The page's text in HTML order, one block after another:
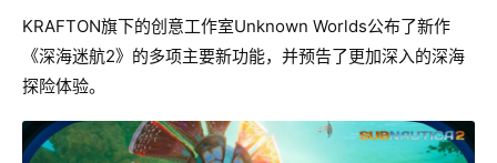
KRAFTON旗下的创意工作室Unknown Worlds公布了新作
《深海迷航2》的多项主要新功能，并预告了更加深入的深海
探险体验。